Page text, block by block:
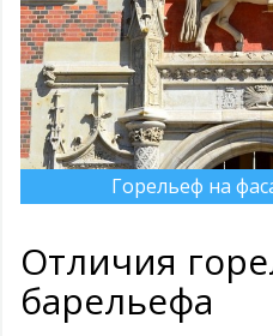
Горельеф на
Отличия
барельефа